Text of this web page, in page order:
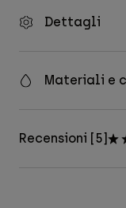
Dettagli
Materiali e
Recensioni [5]